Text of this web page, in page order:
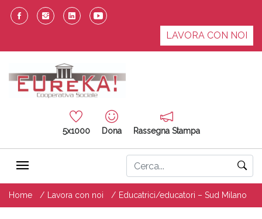
LAVORA CON NOI
5x1000 Dona Rassegna Stampa
Home Lavora con noi Educatrici/educatori – Sud Milano